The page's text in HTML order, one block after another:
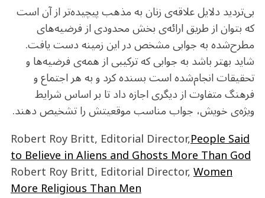
بی‌تردید دلایل علاقه‌ی زنان به مذهب پیچیده‌تر از آن است
که بتوان از طریق ارائه‌ی بخش محدودی از فرضیه‌های
مطرح‌شده به جوابی مشخص در این زمینه دست یافت.
شاید بهتر باشد به جوابی که ترکیبی از همه‌ی فرضیه‌ها و
تحقیقات انجام‌شده است بسنده کرد و به هر اجتماع و
فرهنگ متفاوت از دیگری اجازه داد تا بر اساس شرایط
ویژه‌ی خویش، جواب مناسب موقعیتش را تشخیص دهند.
Robert Roy Britt, Editorial Director,
People Said
to Believe in Aliens and Ghosts More Than God
Robert Roy Britt, Editorial Director,Women
More Religious Than Men